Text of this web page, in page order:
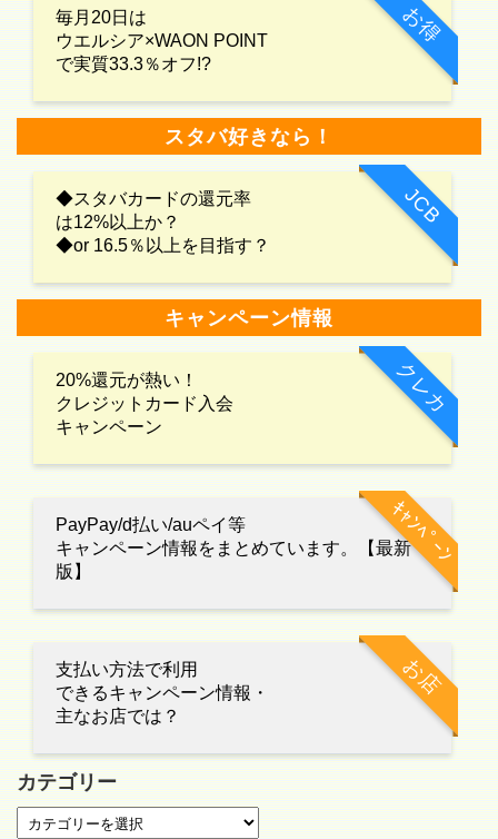
お得
毎月20日は
ウエルシア×WAON POINT
で実質33.3％オフ!?
スタバ好きなら！
JCB
◆スタバカードの還元率
は12%以上か？
◆or 16.5％以上を目指す？
キャンペーン情報
クレカ
20%還元が熱い！
クレジットカード入会
キャンペーン
ｷｬﾝﾍﾟｰﾝ
PayPay/d払い/auペイ等
キャンペーン情報をまとめています。【最新
版】
お店
支払い方法で利用
できるキャンペーン情報・
主なお店では？
カテゴリー